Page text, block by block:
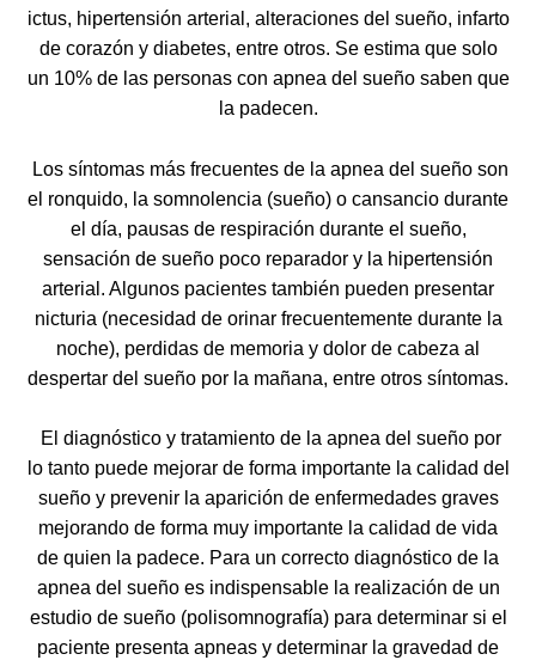
ictus, hipertensión arterial, alteraciones del sueño, infarto
de corazón y diabetes, entre otros. Se estima que solo
un 10% de las personas con apnea del sueño saben que
la padecen.
Los síntomas más frecuentes de la apnea del sueño son
el ronquido, la somnolencia (sueño) o cansancio durante
el día, pausas de respiración durante el sueño,
sensación de sueño poco reparador y la hipertensión
arterial. Algunos pacientes también pueden presentar
nicturia (necesidad de orinar frecuentemente durante la
noche), perdidas de memoria y dolor de cabeza al
despertar del sueño por la mañana, entre otros síntomas.
El diagnóstico y tratamiento de la apnea del sueño por
lo tanto puede mejorar de forma importante la calidad del
sueño y prevenir la aparición de enfermedades graves
mejorando de forma muy importante la calidad de vida
de quien la padece. Para un correcto diagnóstico de la
apnea del sueño es indispensable la realización de un
estudio de sueño (polisomnografía) para determinar si el
paciente presenta apneas y determinar la gravedad de